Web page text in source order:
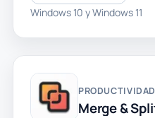
Windows 10 y Windows 11
PRODUCTIVIDAD
Merge &